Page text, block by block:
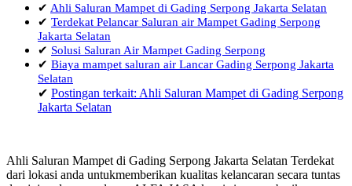
✔ Ahli Saluran Mampet di Gading Serpong Jakarta Selatan
✔ Terdekat Pelancar Saluran air Mampet Gading Serpong
Jakarta Selatan
✔ Solusi Saluran Air Mampet Gading Serpong
✔ Biaya mampet saluran air Lancar Gading Serpong Jakarta
Selatan
✔ Postingan terkait: Ahli Saluran Mampet di Gading Serpong
Jakarta Selatan
Ahli Saluran Mampet di Gading Serpong Jakarta Selatan Terdekat
dari lokasi anda untukmemberikan kualitas kelancaran secara tuntas